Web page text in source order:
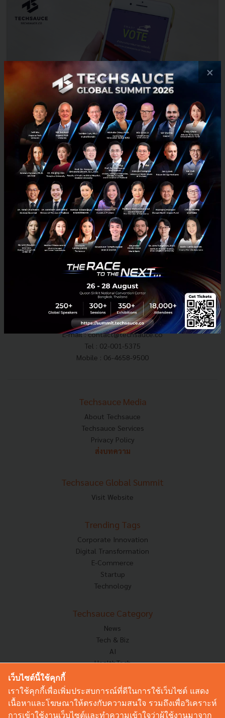
แอปฯ Smart Vote อีกหนึ่งวิธีดูข้อมูลผู้สมัคร - พรรคการเมือง
ในการเลือกตั้งปี 2019
เข้าใกล้ช่วงเลือกตั้งเข้ามาทุกที หลายๆ ท่านก็คงรู้สึกสับสนกับระบบการ
เลือกตั้งรูปแบบใหม่และข้อมูลต่างๆ ที่เพิ่งเกิดขึ้นในปีนี้ วันนี้เราจึงพาท่าน
มารู้จักกับแอปพลิเคชัน Smart Vote ท...
มีนาคม 11, 2019 | ByTechsauce Team
News ECT Smart Vote
E-mail :contact@techsauce.co
Tel : 02-001-5375
Mobile : 06-4658-9500
Techsauce Media
About Techsauce
Techsauce Services
Privacy Policy
ส่งบทความ
Techsauce Global Summit
Visit Website
Trending Tags
Corporate Innovation
Digital Transformation
E-Commerce
Startup
Technology
Techsauce Category
News
Tech & Biz
AI
HealthTech
Corp Innov
Saucy Thoughts
Based On
×
เว็บไซต์นี้ใช้คุกกี้
เราใช้คุกกี้เพื่อเพิ่มประสบการณ์ที่ดีในการใช้เว็บไซต์ แสดง
เนื้อหาและโฆษณาให้ตรงกับความสนใจ รวมถึงเพื่อวิเคราะห์
การเข้าใช้งานเว็บไซต์และทำความเข้าใจว่าผู้ใช้งานมาจาก